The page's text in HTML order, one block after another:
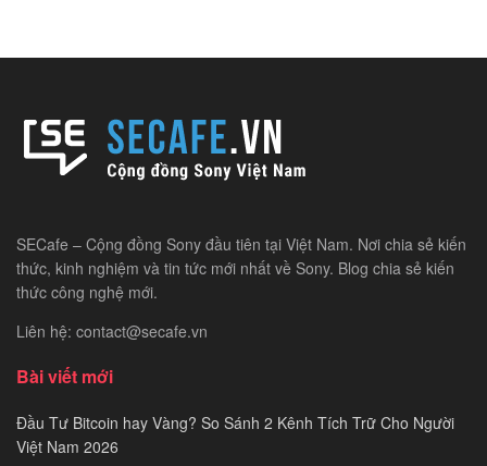
SECafe – Cộng đồng Sony đầu tiên tại Việt Nam. Nơi chia sẻ kiến
thức, kinh nghiệm và tin tức mới nhất về Sony. Blog chia sẻ kiến
thức công nghệ mới.
Liên hệ: contact@secafe.vn
Bài viết mới
Đầu Tư Bitcoin hay Vàng? So Sánh 2 Kênh Tích Trữ Cho Người
Việt Nam 2026